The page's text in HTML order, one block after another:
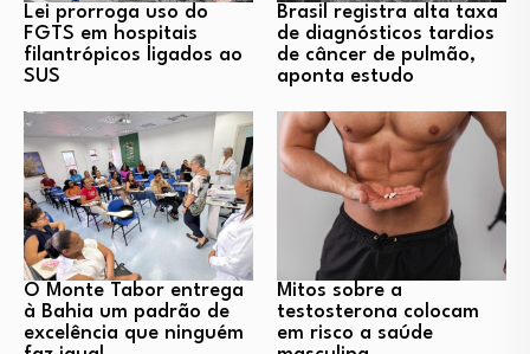
Lei prorroga uso do
FGTS em hospitais
filantrópicos ligados ao
SUS
Brasil registra alta taxa
de diagnósticos tardios
de câncer de pulmão,
aponta estudo
O Monte Tabor entrega
à Bahia um padrão de
excelência que ninguém
Mitos sobre a
testosterona colocam
em risco a saúde